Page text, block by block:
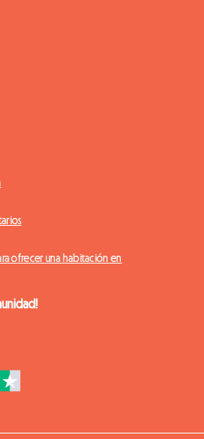
ofrecer una habitación en